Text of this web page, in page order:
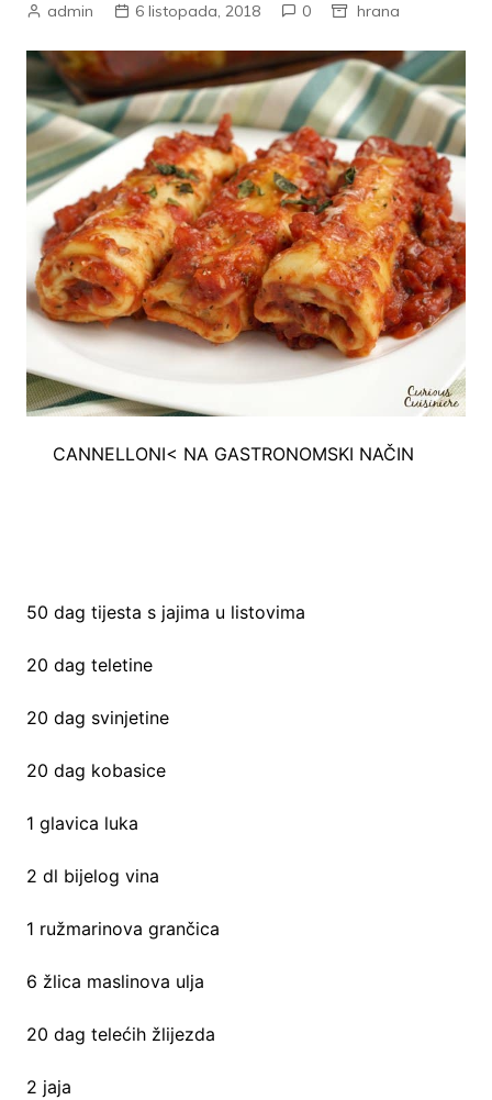
admin 6 listopada, 2018 0 hrana
CANNELLONI< NA GASTRONOMSKI NAČIN
50 dag tijesta s jajima u listovima
20 dag teletine
20 dag svinjetine
20 dag kobasice
1 glavica luka
2 dl bijelog vina
1 ružmarinova grančica
6 žlica maslinova ulja
20 dag telećih žlijezda
2 jaja